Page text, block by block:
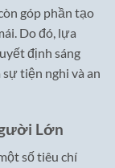
góp phần tạo
Do đó, lựa
định sáng
tiện nghi và an
Lớn
số tiêu chí